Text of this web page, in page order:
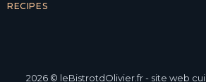
RECIPES
2026 © leBistrotdOlivier.fr - site web